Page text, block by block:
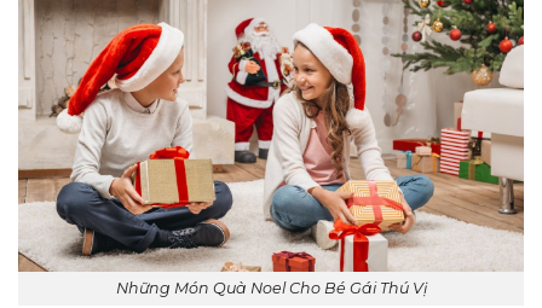
Những Món Quà Noel Cho Bé Gái Thú Vị